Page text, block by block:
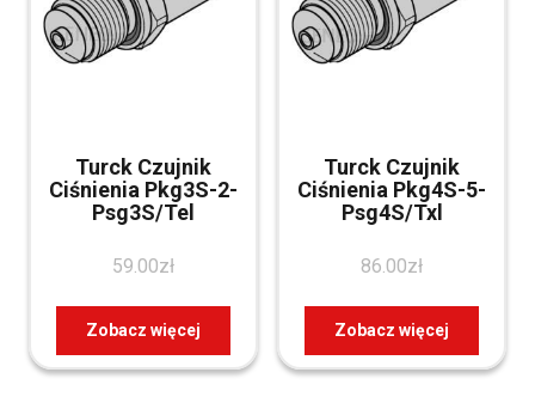
Turck Czujnik
Ciśnienia Pkg3S-2-
Psg3S/Tel
59.00zł
Zobacz więcej
Turck Czujnik
Ciśnienia Pkg4S-5-
Psg4S/Txl
86.00zł
Zobacz więcej